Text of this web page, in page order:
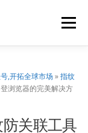
Menu
,开拓全球市场»指纹
浏览器的完美解决方
关联工具